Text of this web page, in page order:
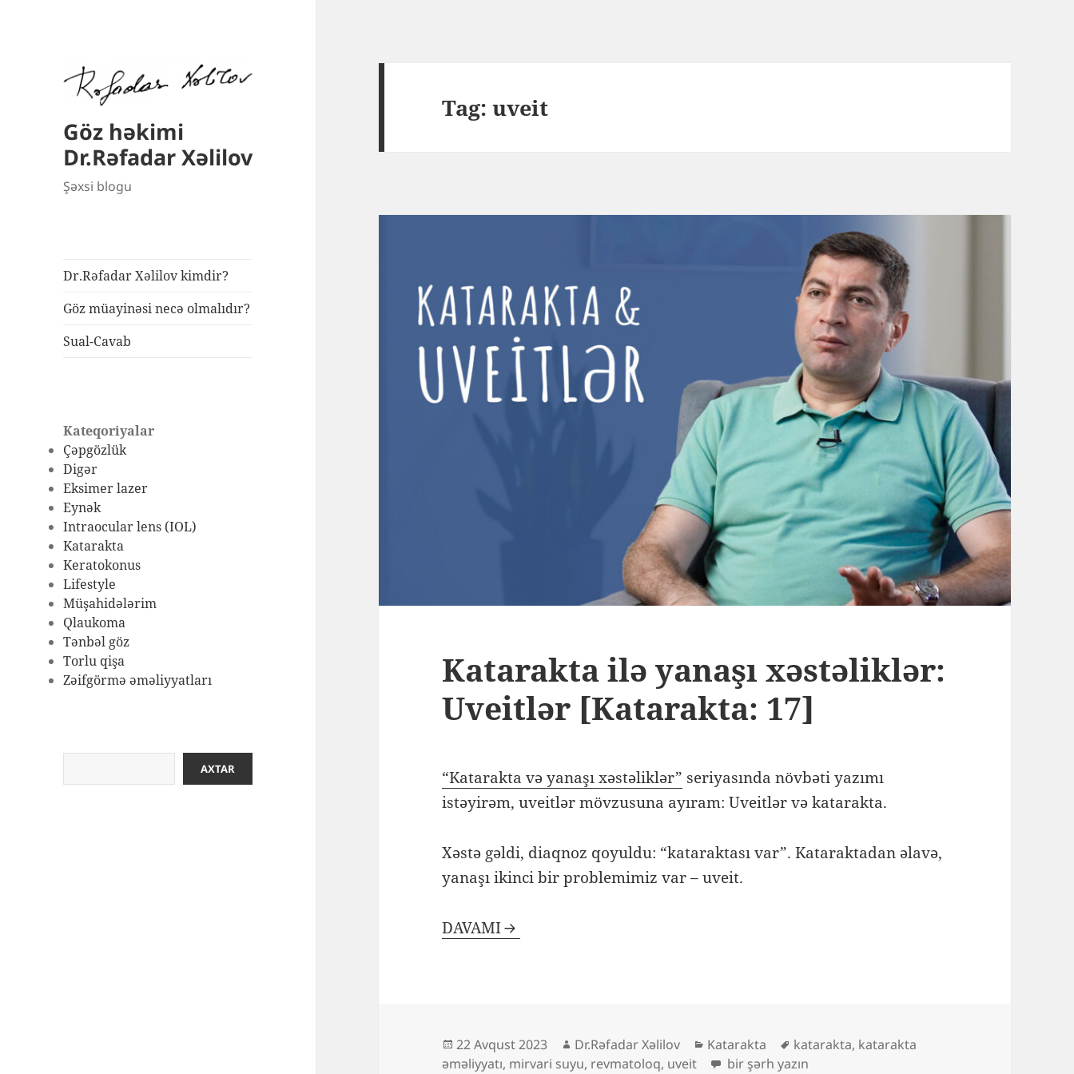
Göz həkimi
Dr.Rəfadar Xəlilov
Şəxsi blogu
Dr.Rəfadar Xəlilov kimdir?
Göz müayinəsi necə olmalıdır?
Sual-Cavab
Kateqoriyalar
Çəpgözlük
Digər
Eksimer lazer
Eynək
Intraocular lens (IOL)
Katarakta
Keratokonus
Lifestyle
Müşahidələrim
Qlaukoma
Tənbəl göz
Torlu qişa
Zəifgörmə əməliyyatları
AXTAR
Tag:uveit
Katarakta ilə yanaşı xəstəliklər:
Uveitlər [Katarakta: 17]
“Katarakta və yanaşı xəstəliklər” seriyasında növbəti yazımı
istəyirəm, uveitlər mövzusuna ayıram: Uveitlər və katarakta.
Xəstə gəldi, diaqnoz qoyuldu: “kataraktası var”. Kataraktadan əlavə,
yanaşı ikinci bir problemimiz var – uveit.
DAVAMI
Yayım
tarixi
22 Avqust 2023 Müəllif
Dr.Rəfadar Xəlilov Kateqoriyalar
Katarakta Etiketlər
katarakta, katarakta
əməliyyatı, mirvari suyu, revmatoloq, uveit Katarakta ilə yanaşı xəstəliklər: Uveitlər [Katarakta: 17]
bir şərh yazın